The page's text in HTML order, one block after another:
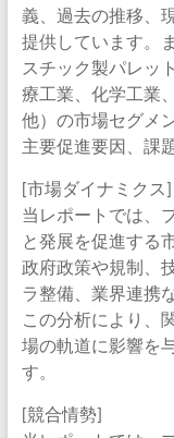
義、過去の推移、
提供しています。
スチック製パレッ
療工業、化学工業
他）の市場セグメ
主要促進要因、課
[市場ダイナミクス]
当レポートでは、
と発展を促進する
政府政策や規制、
ラ整備、業界連携
この分析により、
場の軌道に影響を
す。
[競合情勢]